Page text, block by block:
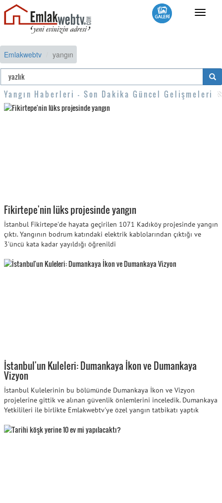
Toggle
Emlakwebtv yangın
Yangın Haberleri - Son Dakika Güncel Gelişmeleri
Fikirtepe'nin lüks projesinde yangın
İstanbul Fikirtepe'de hayata geçirilen 1071 Kadıköy projesinde yangın
çıktı. Yangının bodrum katındaki elektrik kablolarından çıktığı ve
3'üncü kata kadar yayıldığı öğrenildi
İstanbul'un Kuleleri: Dumankaya İkon ve Dumankaya
Vizyon
İstanbul Kulelerinin bu bölümünde Dumankaya İkon ve Vizyon
projelerine gittik ve alınan güvenlik önlemlerini inceledik. Dumankaya
Yetkilileri ile birlikte Emlakwebtv'ye özel yangın tatbikatı yaptık